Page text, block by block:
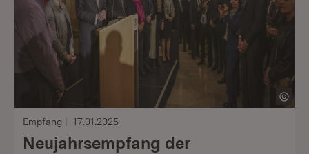
Empfang 17.01.2025
Neujahrsempfang der